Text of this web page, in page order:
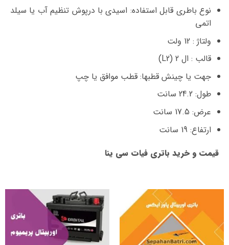
نوع باطری قابل استفاده: اسیدی با درپوش تنظیم آب یا سیلد
اتمی
ولتاژ : 12 ولت
قالب : ال 2 (L2)
جهت یا چینش قطبها: قطب موافق یا چپ
طول: 24.2 سانت
عرض: 17.5 سانت
ارتفاع: 19 سانت
قیمت و خرید باتری فیات سی ینا